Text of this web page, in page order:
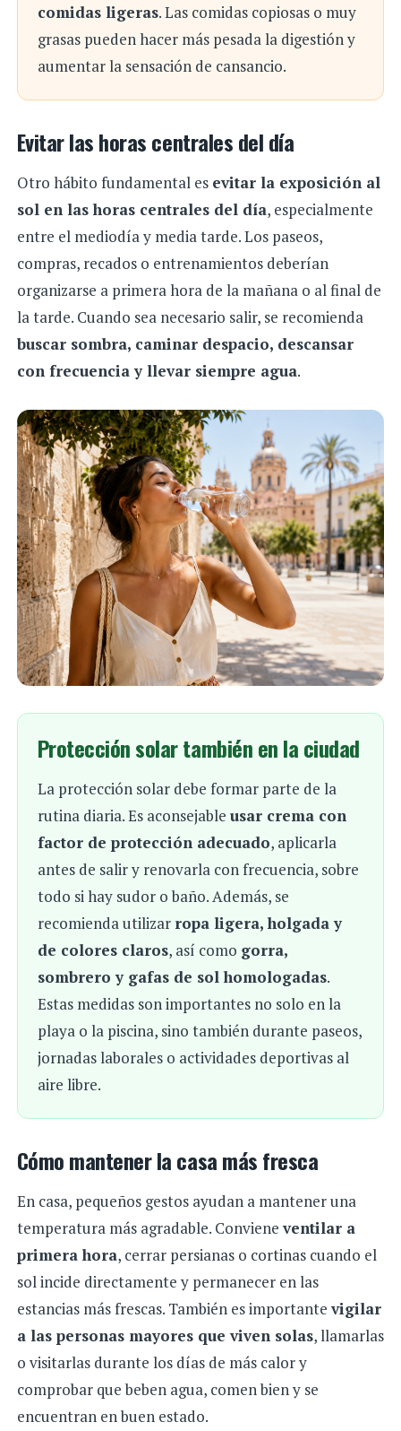
comidas ligeras. Las comidas copiosas o muy
grasas pueden hacer más pesada la digestión y
aumentar la sensación de cansancio.
Evitar las horas centrales del día
Otro hábito fundamental es evitar la exposición al
sol en las horas centrales del día, especialmente
entre el mediodía y media tarde. Los paseos,
compras, recados o entrenamientos deberían
organizarse a primera hora de la mañana o al final de
la tarde. Cuando sea necesario salir, se recomienda
buscar sombra, caminar despacio, descansar
con frecuencia y llevar siempre agua.
Protección solar también en la ciudad
La protección solar debe formar parte de la
rutina diaria. Es aconsejable usar crema con
factor de protección adecuado, aplicarla
antes de salir y renovarla con frecuencia, sobre
todo si hay sudor o baño. Además, se
recomienda utilizar ropa ligera, holgada y
de colores claros, así como gorra,
sombrero y gafas de sol homologadas.
Estas medidas son importantes no solo en la
playa o la piscina, sino también durante paseos,
jornadas laborales o actividades deportivas al
aire libre.
Cómo mantener la casa más fresca
En casa, pequeños gestos ayudan a mantener una
temperatura más agradable. Convieneventilar a
primera hora, cerrar persianas o cortinas cuando el
sol incide directamente y permanecer en las
estancias más frescas. También es importantevigilar
a las personas mayores que viven solas, llamarlas
o visitarlas durante los días de más calor y
comprobar que beben agua, comen bien y se
encuentran en buen estado.